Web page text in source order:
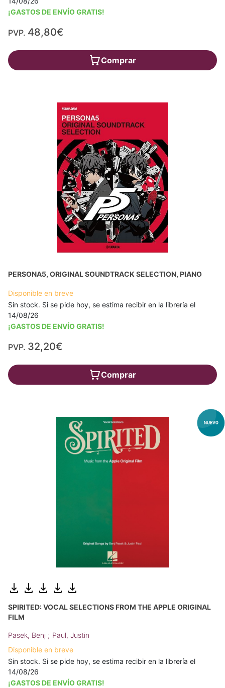
¡GASTOS DE ENVÍO GRATIS!
PVP. 48,80€
Comprar
PERSONA5, ORIGINAL SOUNDTRACK SELECTION, PIANO
Disponible en breve
Sin stock. Si se pide hoy, se estima recibir en la librería el
14/08/26
¡GASTOS DE ENVÍO GRATIS!
PVP. 32,20€
Comprar
SPIRITED: VOCAL SELECTIONS FROM THE APPLE ORIGINAL
FILM
Pasek, Benj ; Paul, Justin
Disponible en breve
Sin stock. Si se pide hoy, se estima recibir en la librería el
14/08/26
¡GASTOS DE ENVÍO GRATIS!